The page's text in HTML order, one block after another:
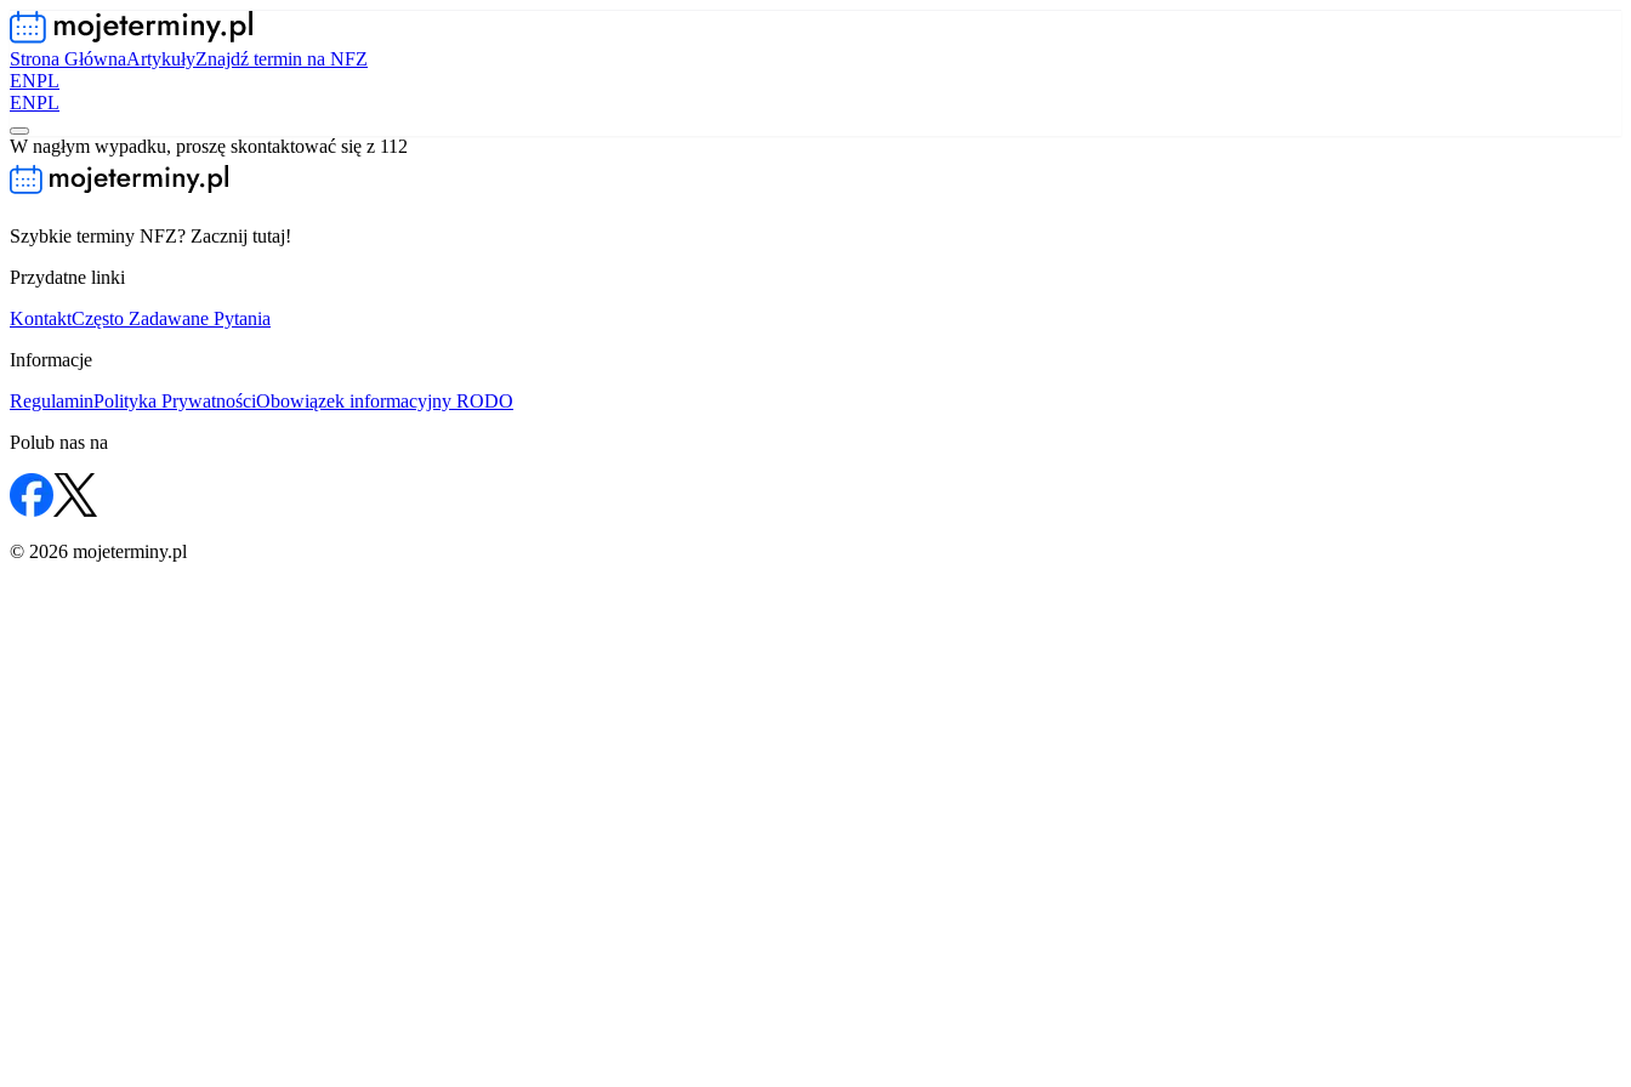
Strona GłównaArtykułyZnajdź termin na NFZ
ENPL
ENPL
W nagłym wypadku, proszę skontaktować się z 112
Szybkie terminy NFZ? Zacznij tutaj!
Przydatne linki
KontaktCzęsto Zadawane Pytania
Informacje
RegulaminPolityka PrywatnościObowiązek informacyjny RODO
Polub nas na
© 2026 mojeterminy.pl